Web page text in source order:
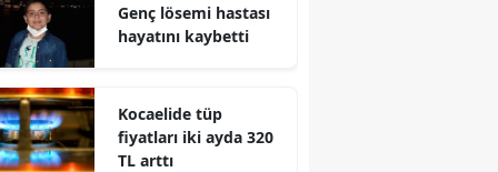
Eskişehir
Giresun
Gümüşhane
Genç lösemi hastası
hayatını kaybetti
Kocaelide tüp
fiyatları iki ayda 320
TL arttı